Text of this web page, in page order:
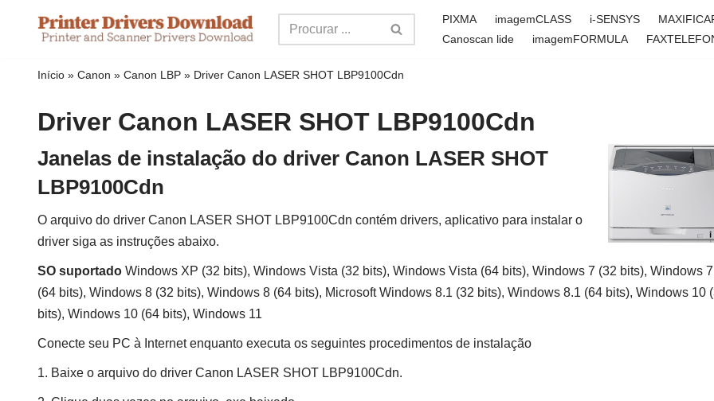
PIXMA imagemCLASS i-SENSYS
Canoscan lide
imagemFORMULA
Início » Canon » Canon LBP » Driver Canon LASER SHOT LBP9100Cdn
Driver Canon LASER SHOT LBP9100Cdn
Janelas de instalação do driver Canon LASER SHOT
LBP9100Cdn
O arquivo do driver Canon LASER SHOT LBP9100Cdn contém drivers, aplicativo para instalar o
driver siga as instruções abaixo.
SO suportado Windows XP (32 bits), Windows Vista (32 bits), Windows Vista (64 bits), Windows 7 (32 bits), Windows 7
(64 bits), Windows 8 (32 bits), Windows 8 (64 bits), Microsoft Windows 8.1 (32 bits), Windows 8.1 (64 bits), Windows 10
bits), Windows 10 (64 bits), Windows 11
Conecte seu PC à Internet enquanto executa os seguintes procedimentos de instalação
1. Baixe o arquivo do driver Canon LASER SHOT LBP9100Cdn.